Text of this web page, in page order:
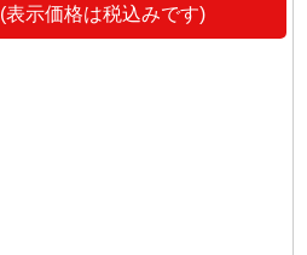
(表示価格は税込みです)